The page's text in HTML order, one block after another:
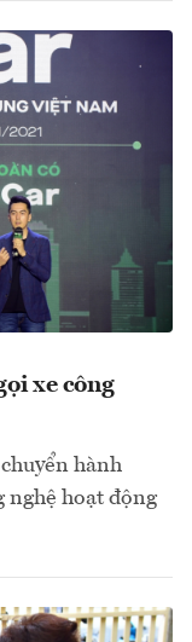
xe công
hành
nghệ hoạt động